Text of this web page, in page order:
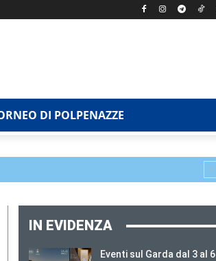
DI POLPENAZZE
IN EVIDENZA
Eventi sul Garda dal 3 al 6